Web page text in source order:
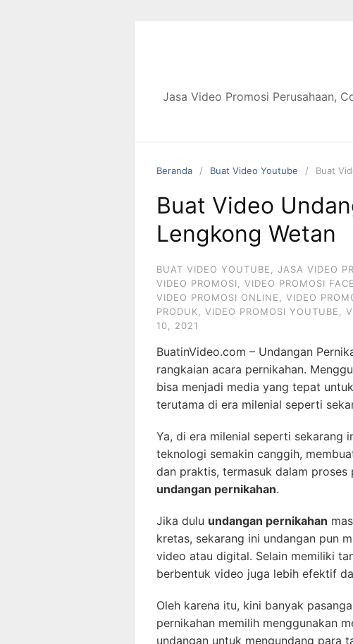
Jasa Video Promosi Perusahaan,
Beranda Buat Video Youtube Buat
Buat Video
Lengkong Wetan
BUAT VIDEO YOUTUBE JASA VIDEO
VIDEO PROMOSI
VIDEO PROMOSI
VIDEO PROMOSI ONLINE
VIDEO
PRODUK
VIDEO PROMOSI YOUTUBE
10, 2021
BuatinVideo.com – Undangan
rangkaian acara pernikahan.
bisa menjadi media yang tepat
terutama di era milenial seperti
Ya, di era milenial seperti sekarang
teknologi semakin canggih,
dan praktis, termasuk dalam proses
undangan pernikahan.
Jika dulu undangan pernikahan
kretas, sekarang ini undangan pun
video atau digital. Selain memiliki
berbentuk video juga lebih efektif
Oleh karena itu, kini banyak
pernikahan memilih menggunakan
undangan untuk mengundang para